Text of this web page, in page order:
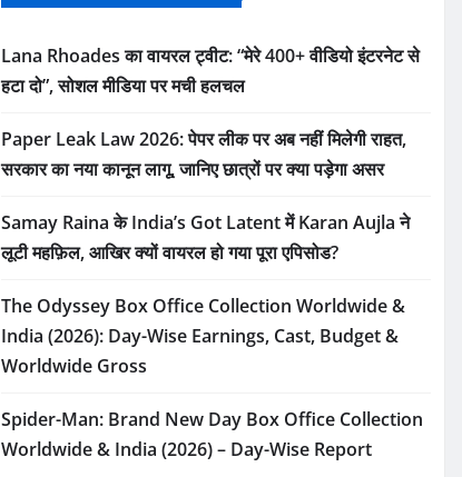
Lana Rhoades का वायरल ट्वीट: “मेरे 400+ वीडियो इंटरनेट से
हटा दो”, सोशल मीडिया पर मची हलचल
Paper Leak Law 2026: पेपर लीक पर अब नहीं मिलेगी राहत,
सरकार का नया कानून लागू, जानिए छात्रों पर क्या पड़ेगा असर
Samay Raina के India’s Got Latent में Karan Aujla ने
लूटी महफ़िल, आखिर क्यों वायरल हो गया पूरा एपिसोड?
The Odyssey Box Office Collection Worldwide &
India (2026): Day-Wise Earnings, Cast, Budget &
Worldwide Gross
Spider-Man: Brand New Day Box Office Collection
Worldwide & India (2026) – Day-Wise Report